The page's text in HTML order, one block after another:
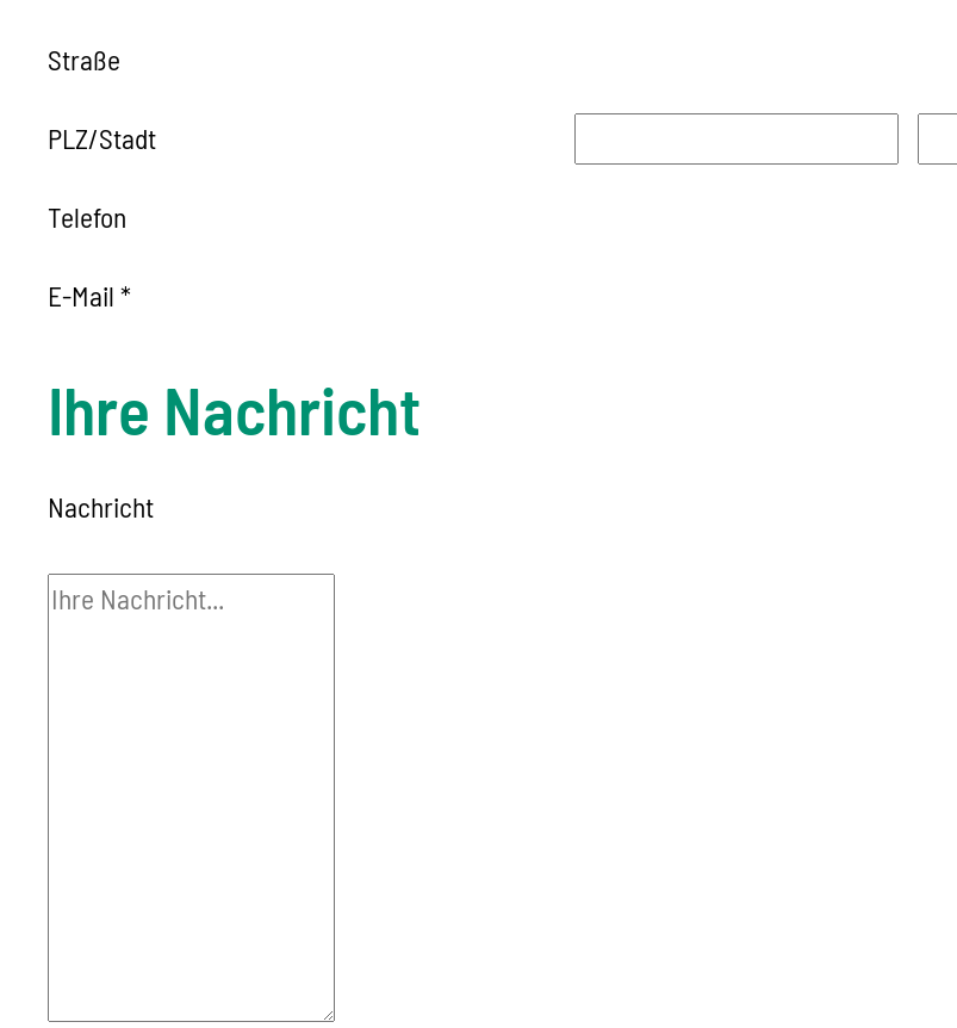
Straße
PLZ/Stadt
Telefon
E-Mail *
Ihre Nachricht
Nachricht